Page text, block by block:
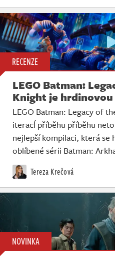
RECENZE
LEGO Batman:
Knight je
LEGO Batman: Legacy of
iteracÍ příběhu příběhu
nejlepší kompilaci, která
oblíbené sérii Batman:
Tereza Krečová
NOVINKA